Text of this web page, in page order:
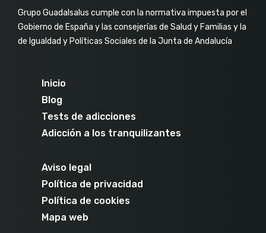
Grupo Guadalsalus cumple con la normativa impuesta por el
Gobierno de España y las consejerías de Salud y Familias y la
de Igualdad y Políticas Sociales de la Junta de Andalucía
Inicio
Blog
Tests de adicciones
Adicción a los tranquilizantes
Aviso legal
Política de privacidad
Política de cookies
Mapa web